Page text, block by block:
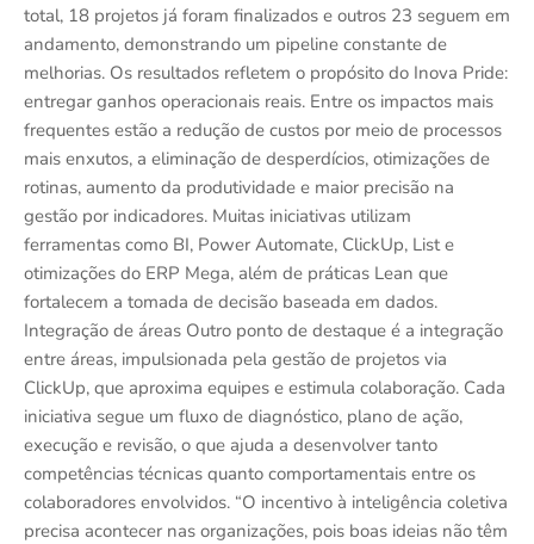
total, 18 projetos já foram finalizados e outros 23 seguem em
andamento, demonstrando um pipeline constante de
melhorias. Os resultados refletem o propósito do Inova Pride:
entregar ganhos operacionais reais. Entre os impactos mais
frequentes estão a redução de custos por meio de processos
mais enxutos, a eliminação de desperdícios, otimizações de
rotinas, aumento da produtividade e maior precisão na
gestão por indicadores. Muitas iniciativas utilizam
ferramentas como BI, Power Automate, ClickUp, List e
otimizações do ERP Mega, além de práticas Lean que
fortalecem a tomada de decisão baseada em dados.
Integração de áreas Outro ponto de destaque é a integração
entre áreas, impulsionada pela gestão de projetos via
ClickUp, que aproxima equipes e estimula colaboração. Cada
iniciativa segue um fluxo de diagnóstico, plano de ação,
execução e revisão, o que ajuda a desenvolver tanto
competências técnicas quanto comportamentais entre os
colaboradores envolvidos. “O incentivo à inteligência coletiva
precisa acontecer nas organizações, pois boas ideias não têm